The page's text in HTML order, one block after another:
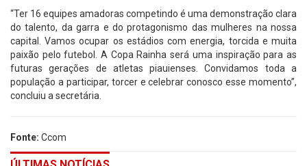
“Ter 16 equipes amadoras competindo é uma demonstração clara
do talento, da garra e do protagonismo das mulheres na nossa
capital. Vamos ocupar os estádios com energia, torcida e muita
paixão pelo futebol. A Copa Rainha será uma inspiração para as
futuras gerações de atletas piauienses. Convidamos toda a
população a participar, torcer e celebrar conosco esse momento”,
concluiu a secretária.
Fonte: Ccom